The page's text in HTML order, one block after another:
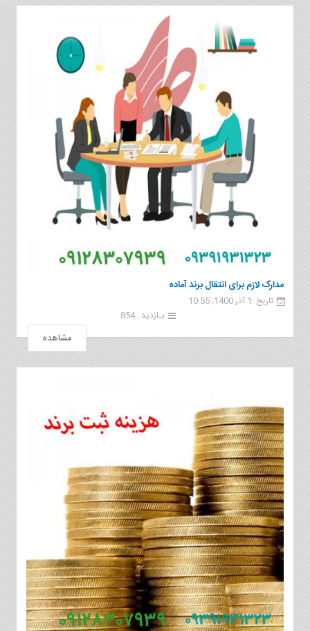
مدارک لازم برای انتقال برند آماده
تاریخ :1 آذر 1400, 10:55
بـازدید : 854
مشاهده